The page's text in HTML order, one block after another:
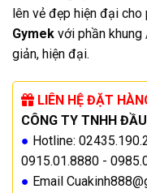
lên vẻ đẹp hiện đại cho
Gymek với phần
giản, hiện đại.
LIÊN HỆ ĐẶT
CÔNG TY TNHH
● Hotline:
0915.01.8880 -
● Email